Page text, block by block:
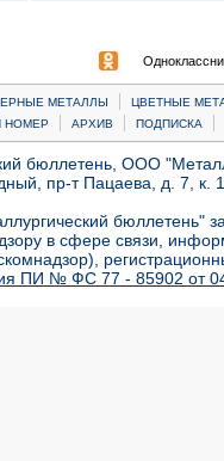
МЕТАЛЛЫ |
ЦВЕТНЫЕ
НОМЕР | АРХИВ | ПОДПИСКА |
бюллетень, ООО
пр-т Пацаева, д. 7,
бюллетень"
в сфере связи,
ПИ № ФС 77 - 85902 от 04